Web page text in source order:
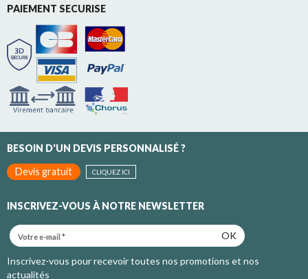
PAIEMENT SECURISE
BESOIN D'UN DEVIS PERSONNALISÉ ?
Devis gratuit
CLIQUEZ ICI
INSCRIVEZ-VOUS À NOTRE NEWSLETTER
OK
Inscrivez-vous pour recevoir toutes nos promotions et nos
actualités